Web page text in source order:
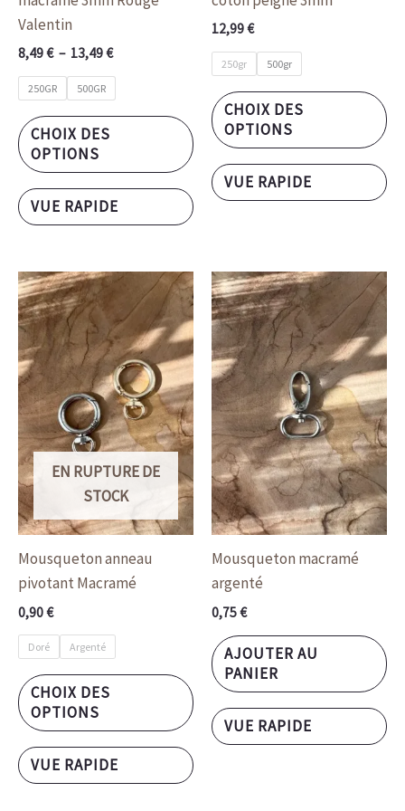
Valentin
8,49€ – 13,49€
250GR 500GR
CHOIX DES
OPTIONS
produit
VUE RAPIDE
12,99€
250gr 500gr
CHOIX DES
OPTIONS
VUE RAPIDE
EN RUPTURE DE
STOCK
Mousqueton anneau
pivotant Macramé
0,90€
Doré Argenté
CHOIX DES
OPTIONS
Ce
produit
a
plusieurs
variations.
Les
options
peuvent
être
choisies
sur
page
produit
VUE RAPIDE
Mousqueton macramé
argenté
0,75€
AJOUTER AU
PANIER
VUE RAPIDE